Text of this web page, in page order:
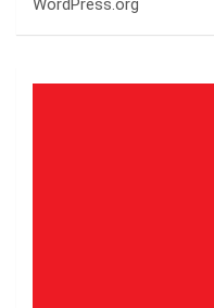
WordPress.org